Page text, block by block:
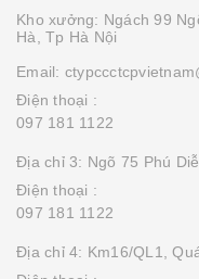
Kho xưởng: Ngách 99
Hà, Tp Hà Nội
Email:
Điện thoại :
097 181 1122
Địa chỉ 3: Ngõ 75 Phú
Điện thoại :
097 181 1122
Địa chỉ 4: Km16/QL1,